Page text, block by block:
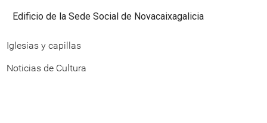
Edificio de la Sede Social de Novacaixagalicia
Iglesias y capillas
Noticias de Cultura